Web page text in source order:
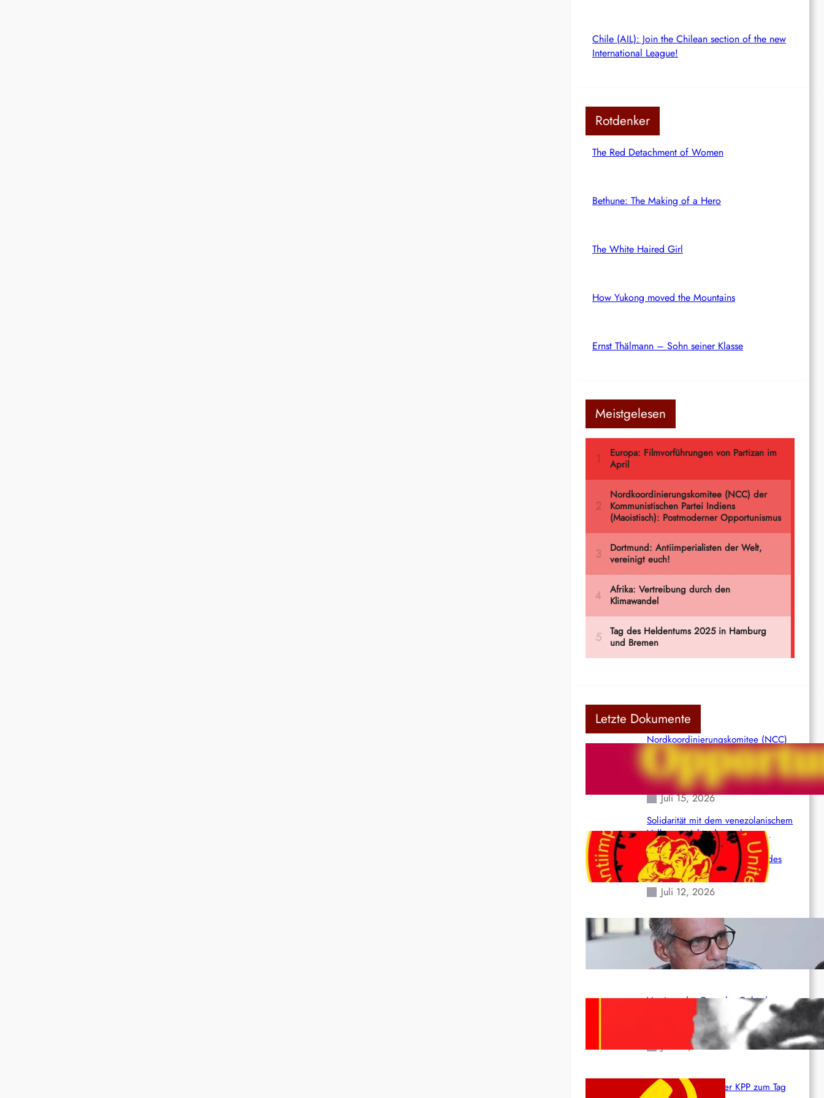
Chile (AIL): Join the Chilean section of the new
International League!
Rotdenker
The Red Detachment of Women
Bethune: The Making of a Hero
The White Haired Girl
How Yukong moved the Mountains
Ernst Thälmann – Sohn seiner Klasse
Meistgelesen
Letzte Dokumente
Nordkoordinierungskomitee (NCC)
der Kommunistischen Partei Indiens
(Maoistisch): Postmoderner
Opportunismus
Juli 15, 2026
Solidarität mit dem venezolanischem
Volk angesichts der verlorenen
Leben und der katastrophalen
Situation durch die Erdbeben des
24. Juni!
Juli 12, 2026
Indien: „Die Politik der Kapitulation“
von K. Murali (Ajith)
Juli 1, 2026
Vorsitzender Gonzalo: Gebt das
Leben für die Partei und die
Revolution!
Juni 19, 2026
Beschluss des ZK der KPP zum Tag